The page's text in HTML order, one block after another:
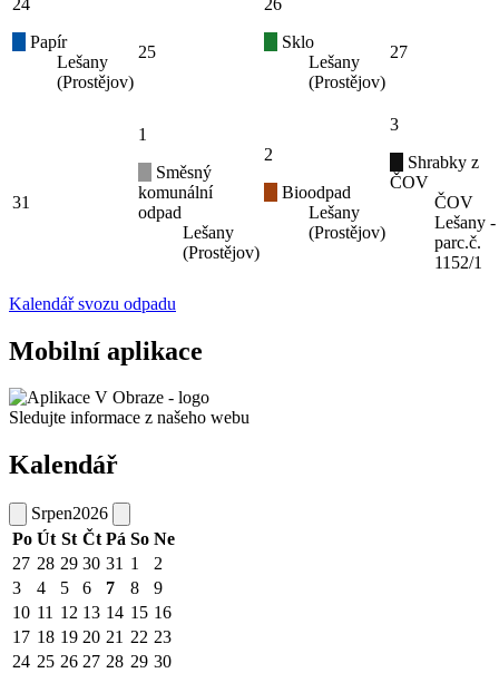
Papír
Lešany
(Prostějov)
25
Sklo
Lešany
(Prostějov)
27
31
1
Směsný
komunální
odpad
Lešany
(Prostějov)
2
Bioodpad
Lešany
(Prostějov)
3
Shrabky z
ČOV
ČOV
Lešany -
parc.č.
1152/1
Kalendář svozu odpadu
Mobilní aplikace
Sledujte informace z našeho webu
Kalendář
Srpen2026
Po Út St Čt Pá So Ne
27 28 29 30 31 1
2
3
4 5 6 7 8
9
10 11 12 13 14 15 16
17 18 19 20 21 22 23
24 25 26 27 28 29 30